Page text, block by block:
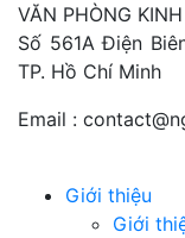
VĂN PHÒNG
Số 561A Điện
TP. Hồ Chí Minh
Email :
Giới thiệu
Giới